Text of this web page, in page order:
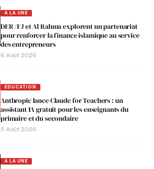
A LA UNE
DER /FJ et Al Rahma explorent un partenariat
pour renforcer la finance islamique au service
des entrepreneurs
6 Août 2026
EDUCATION
Anthropic lance Claude for Teachers : un
assistant IA gratuit pour les enseignants du
primaire et du secondaire
5 Août 2026
A LA UNE